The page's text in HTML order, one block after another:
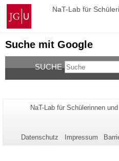
Zum
Inhalt
springen
Johannes
Gutenberg-
Universität
Mainz
NaT-Lab für
Suche mit Google
SUCHE
Seiten-
NaT-Lab für Schülerinnen
Datenschutz Impressum